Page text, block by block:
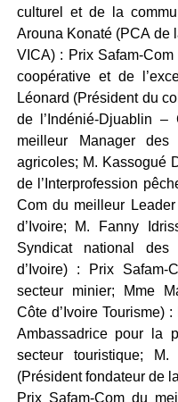
culturel et de la
Arouna Konaté (PCA de
VICA) : Prix Safam-
coopérative et de
Léonard (Président du
de l’Indénié-Djuablin
meilleur Manager des
agricoles; M. Kassogué
de l’Interprofession
Com du meilleur
d’Ivoire; M. Fanny
Syndicat national
d’Ivoire) : Prix Safam-
secteur minier; Mme
Côte d’Ivoire Tourisme)
Ambassadrice pour la
secteur touristique;
(Président fondateur de
Prix Safam-Com du